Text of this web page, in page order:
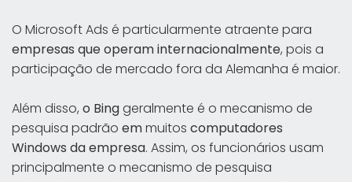
O Microsoft Ads é particularmente atraente para
empresas que operam internacionalmente, pois a
participação de mercado fora da Alemanha é maior.
Além disso, o Binggeralmente é o mecanismo de
pesquisa padrão emmuitos computadores
Windows da empresa. Assim, os funcionários usam
principalmente o mecanismo de pesquisa